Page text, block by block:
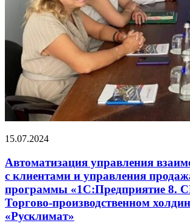
15.07.2024
Автоматизация управления
с клиентами и управления
программы «1С:Предприятие 8.
Торгово-производственном
«Русклимат»